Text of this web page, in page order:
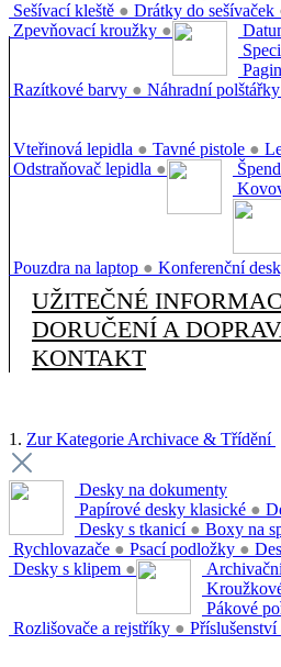
Sešívací kleště ● Drátky do sešívaček
Zpevňovací kroužky ●
Razítkové barvy ● Náhradní polštářky
Vteřinová lepidla ● Tavné pistole ●
Odstraňovač lepidla ●
Pouzdra na laptop ● Konferenční
UŽITEČNÉ
DORUČENÍ A
KONTAKT
1. Zur Kategorie Archivace & Třídění
Desky na dokumenty
Papírové desky klasické ●
Desky s tkanicí ● Boxy na
Rychlovazače ● Psací podložky ●
Desky s klipem ●
Pákové
Rozlišovače a rejstříky ●